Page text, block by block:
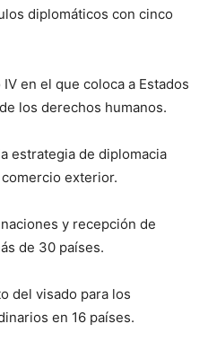
diplomáticos con cinco
en el que coloca a Estados
los derechos humanos.
de diplomacia
exterior.
y recepción de
de 30 países.
visado para los
en 16 países.